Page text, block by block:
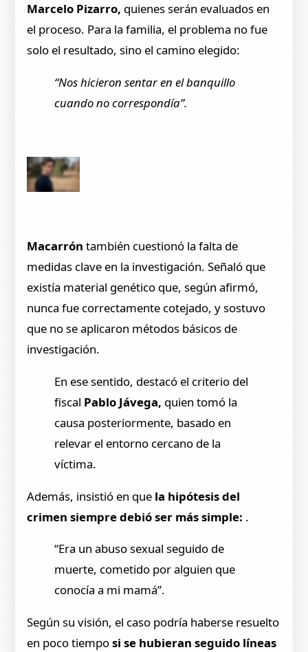
Marcelo Pizarro, quienes serán evaluados en
el proceso. Para la familia, el problema no fue
solo el resultado, sino el camino elegido:
“Nos hicieron sentar en el banquillo
cuando no correspondía”.
Macarrón también cuestionó la falta de
medidas clave en la investigación. Señaló que
existía material genético que, según afirmó,
nunca fue correctamente cotejado, y sostuvo
que no se aplicaron métodos básicos de
investigación.
En ese sentido, destacó el criterio del
fiscal Pablo Jávega, quien tomó la
causa posteriormente, basado en
relevar el entorno cercano de la
víctima.
Además, insistió en que la hipótesis del
crimen siempre debió ser más simple: .
“Era un abuso sexual seguido de
muerte, cometido por alguien que
conocía a mi mamá”.
Según su visión, el caso podría haberse resuelto
en poco tiemposi se hubieran seguido líneas